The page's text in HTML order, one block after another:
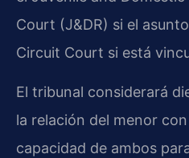
Court (J&DR) si el
Circuit Court si está
El tribunal considerará
la relación del menor
capacidad de ambos